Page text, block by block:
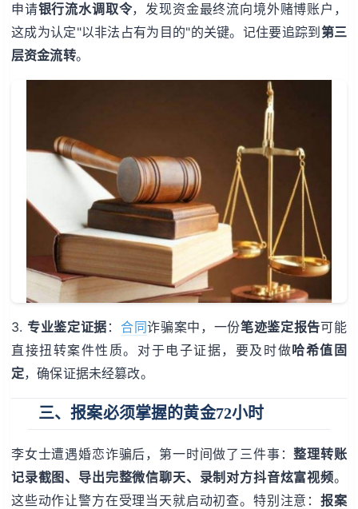
申请银行流水调取令，发现资金最终流向境外赌博账户，
这成为认定"以非法占有为目的"的关键。记住要追踪到 第三
层资金流转。
3. 专业鉴定证据 ： 合同诈骗案中，一份笔迹鉴定报告可能
直接扭转案件性质。对于电子证据，要及时做哈希值固
定，确保证据未经篡改。
三、报案必须掌握的黄金72小时
李女士遭遇婚恋诈骗后，第一时间做了三件事：整理转账
记录截图、导出完整微信聊天、录制对方抖音炫富视频。
这些动作让警方在受理当天就启动初查。特别注意： 报案